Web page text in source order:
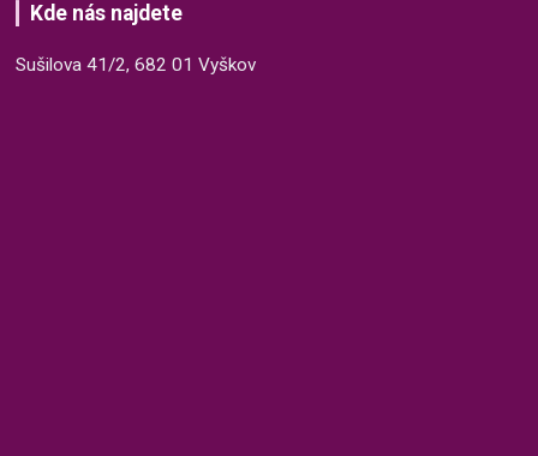
Kde nás najdete
Sušilova 41/2, 682 01 Vyškov